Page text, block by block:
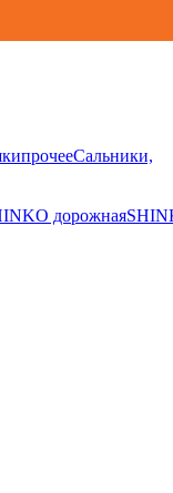
прочееСальники,
дорожная